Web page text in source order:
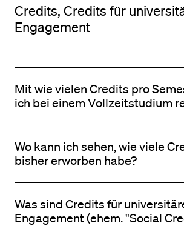
Credits, Credits für
Engagement
Mit wie vielen Credits pro
ich bei einem Vollzeitstudium
Wo kann ich sehen, wie viele
bisher erworben habe?
Was sind Credits für
Engagement (ehem. "Social